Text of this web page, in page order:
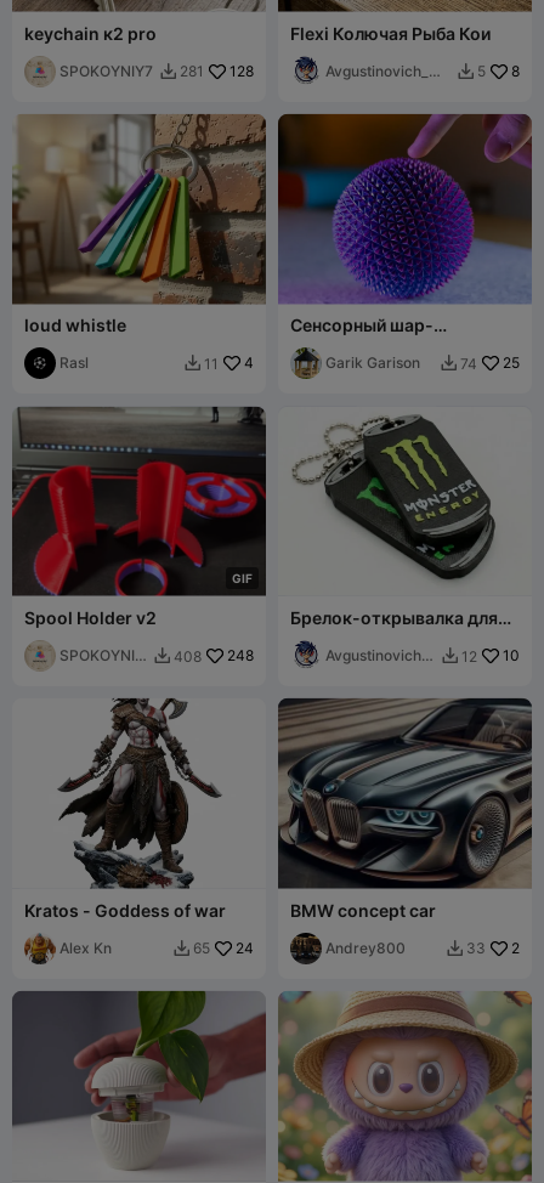
keychain к2 pro
SPOKOYNIY7  281 128
Flexi Колючая Рыба Кои
Avgustinovich_
 5 8
loud whistle
Rasl  11 4
Сенсорный шар-
антистресс
Garik Garison  74 25
GIF
Spool Holder v2
SPOKOYNIY  408 248
Брелок-открывалка для
банок Monster Energy
Avgustinovich_
 12 10
Kratos - Goddess of war
Alex Kn  65 24
BMW concept car
Andrey800  33 2